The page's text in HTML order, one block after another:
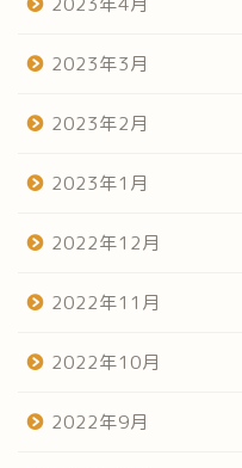
2023年3月
2023年2月
2023年1月
2022年12月
2022年11月
2022年10月
2022年9月